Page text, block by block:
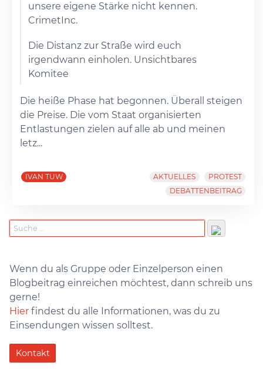
unsere eigene Stärke nicht kennen.
CrimetInc.
Die Distanz zur Straße wird euch
irgendwann einholen. Unsichtbares
Komitee
Die heiße Phase hat begonnen. Überall steigen
die Preise. Die vom Staat organisierten
Entlastungen zielen auf alle ab und meinen
letz...
IVAN TUW AKTUELLES
PROTEST
DEBATTENBEITRAG
Wenn du als Gruppe oder Einzelperson einen
Blogbeitrag einreichen möchtest, dann schreib uns
gerne!
Hier findest du alle Informationen, was du zu
Einsendungen wissen solltest.
Kontakt